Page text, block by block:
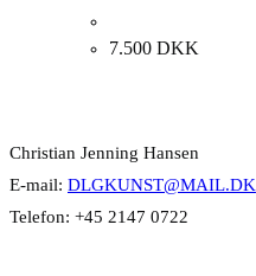
7.500 DKK
Christian Jenning Hansen
E-mail: DLGKUNST@MAIL.DK
Telefon: +45 2147 0722